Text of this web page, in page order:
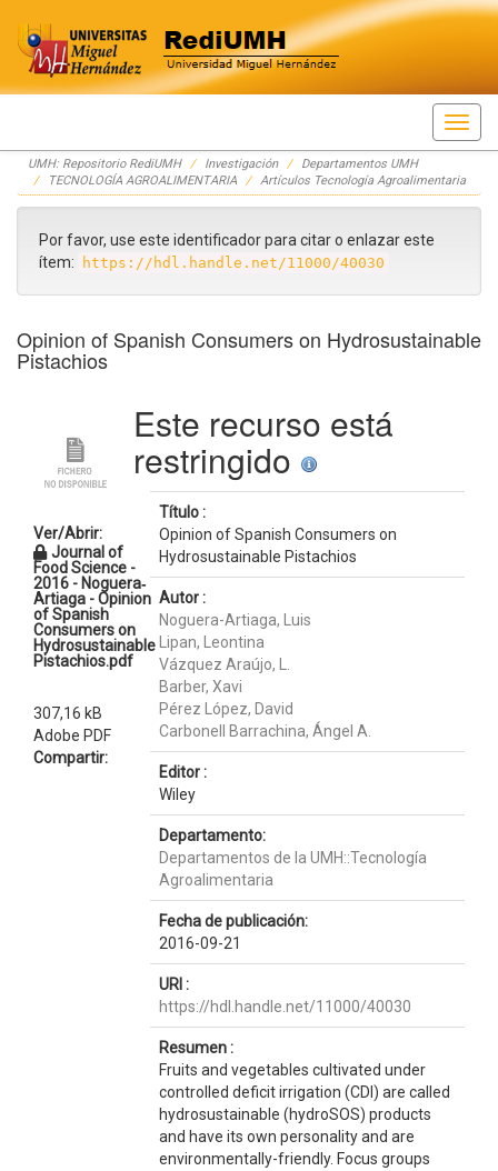
Skip
navigation
UMH: Repositorio RediUMH Investigación
Departamentos UMH
TECNOLOGÍA AGROALIMENTARIA
Artículos Tecnología Agroalimentaria
Por favor, use este identificador para citar o enlazar este
ítem:
https://hdl.handle.net/11000/40030
Opinion of Spanish Consumers on Hydrosustainable
Pistachios
Ver/Abrir:
Journal of
Food Science -
2016 - Noguera‐
Artiaga - Opinion
of Spanish
Consumers on
Hydrosustainable
Pistachios.pdf
307,16 kB
Adobe PDF
Compartir:
Este recurso está
restringido
Título :
Opinion of Spanish Consumers on
Hydrosustainable Pistachios
Autor :
Noguera-Artiaga, Luis
Lipan, Leontina
Vázquez Araújo, L.
Barber, Xavi
Pérez López, David
Carbonell Barrachina, Ángel A.
Editor :
Wiley
Departamento:
Departamentos de la UMH::Tecnología
Agroalimentaria
Fecha de publicación:
2016-09-21
URI :
https://hdl.handle.net/11000/40030
Resumen :
Fruits and vegetables cultivated under
controlled deficit irrigation (CDI) are called
hydrosustainable (hydroSOS) products
and have its own personality and are
environmentally-friendly. Focus groups